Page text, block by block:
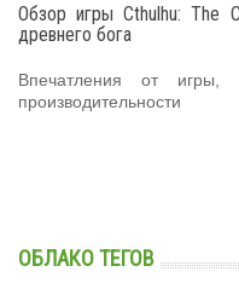
Обзор игры Cthulhu: The
древнего бога
Впечатления от игры,
производительности
ОБЛАКО ТЕГОВ